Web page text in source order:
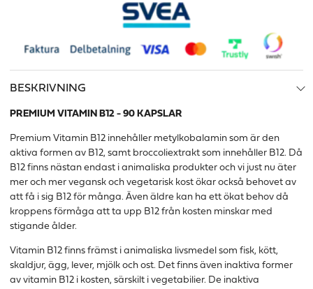
BESKRIVNING
PREMIUM VITAMIN B12 - 90 KAPSLAR
Premium Vitamin B12 innehåller metylkobalamin som är den
aktiva formen av B12, samt broccoliextrakt som innehåller B12. Då
B12 finns nästan endast i animaliska produkter och vi just nu äter
mer och mer vegansk och vegetarisk kost ökar också behovet av
att få i sig B12 för många. Även äldre kan ha ett ökat behov då
kroppens förmåga att ta upp B12 från kosten minskar med
stigande ålder.
Vitamin B12 finns främst i animaliska livsmedel som fisk, kött,
skaldjur, ägg, lever, mjölk och ost. Det finns även inaktiva former
av vitamin B12 i kosten, särskilt i vegetabilier. De inaktiva